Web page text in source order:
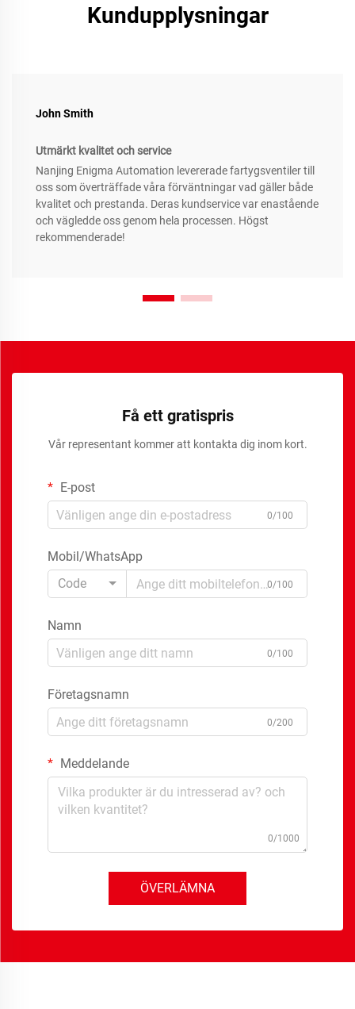
Kundupplysningar
John Smith
Utmärkt kvalitet och service
Nanjing Enigma Automation levererade fartygsventiler till
oss som överträffade våra förväntningar vad gäller både
kvalitet och prestanda. Deras kundservice var enastående
och vägledde oss genom hela processen. Högst
rekommenderade!
Få ett gratispris
Vår representant kommer att kontakta dig inom kort.
E-post
0/100
Mobil/WhatsApp
Code
0/100
Namn
0/100
Företagsnamn
0/200
Meddelande
0/1000
ÖVERLÄMNA